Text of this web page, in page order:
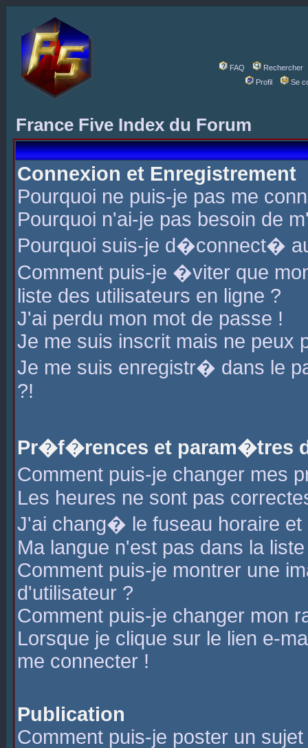
FAQ
Rechercher
Profil
Se
France Five Index du Forum
Connexion et Enregistrement
Pourquoi ne puis-je pas me
Pourquoi n'ai-je pas besoin de
Pourquoi suis-je d�connect�
Comment puis-je �viter que
liste des utilisateurs en ligne ?
J'ai perdu mon mot de passe !
Je me suis inscrit mais ne peux
Je me suis enregistr� dans le
?!
Pr�f�rences et param�tres
Comment puis-je changer mes
Les heures ne sont pas
J'ai chang� le fuseau horaire
Ma langue n'est pas dans la
Comment puis-je montrer une
d'utilisateur ?
Comment puis-je changer mon
Lorsque je clique sur le lien e-
me connecter !
Publication
Comment puis-je poster un